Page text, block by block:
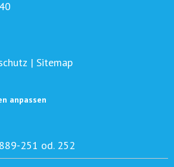
| Sitemap
anpassen
251 od. 252